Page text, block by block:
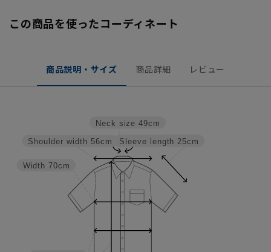
この商品を使ったコーディネート
商品説明・サイズ 商品詳細 レビュー
Sleeve length 25cm
Neck size 49cm
Width 70cm
Shoulder width 56cm